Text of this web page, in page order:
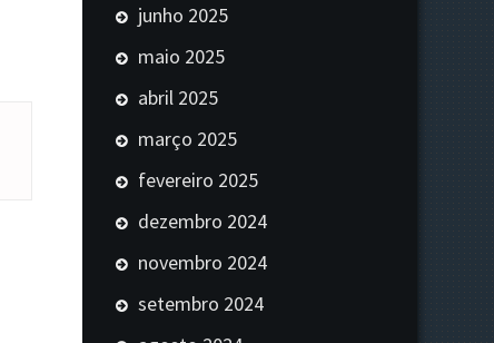
junho 2025
maio 2025
abril 2025
março 2025
fevereiro 2025
dezembro 2024
novembro 2024
setembro 2024